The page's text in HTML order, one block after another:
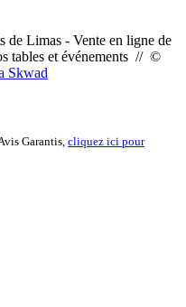
Limas - Vente en ligne de
tables et événements // ©
Skwad
Garantis, cliquez ici pour